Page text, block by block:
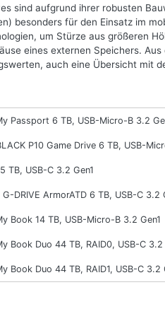
sind aufgrund ihrer robusten
besonders für den Einsatz im
um Stürze aus größeren
eines externen Speichers.
auch eine Übersicht mit
Passport 6 TB, USB-Micro-B 3.2
P10 Game Drive 6 TB, USB-
TB, USB-C 3.2 Gen1
DRIVE ArmorATD 6 TB, USB-C 3.2
Book 14 TB, USB-Micro-B 3.2 Gen1
Book Duo 44 TB, RAID0, USB-C 3.2
Book Duo 44 TB, RAID1, USB-C 3.2